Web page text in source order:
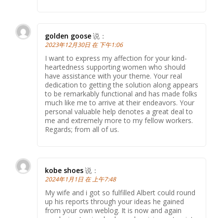
golden goose说：
2023年12月30日 在 下午1:06
I want to express my affection for your kind-
heartedness supporting women who should
have assistance with your theme. Your real
dedication to getting the solution along appears
to be remarkably functional and has made folks
much like me to arrive at their endeavors. Your
personal valuable help denotes a great deal to
me and extremely more to my fellow workers.
Regards; from all of us.
kobe shoes说：
2024年1月1日 在 上午7:48
My wife and i got so fulfilled Albert could round
up his reports through your ideas he gained
from your own weblog. It is now and again